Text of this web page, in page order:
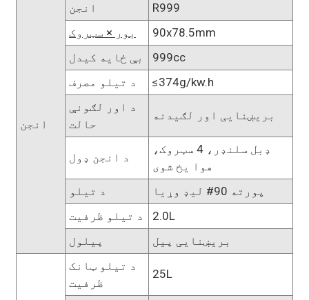
انجن
انجن
R999
بور × سټروک
90x78.5mm
بې ځایه کیدل
999cc
د تیلو مصرف
≤374g/kw.h
د اور لګونې
حالت
بریښنایی اور لګیدنه
د انجن ډول
ډبل سلنډر، 4 سټروک،
هوا یخ شوی
د تیلو
پورته 90# لیډ وړیا
د تیلو ظرفیت
2.0L
پیلول
بریښنایی پیل
د تیلو ټانک
ظرفیت
25L